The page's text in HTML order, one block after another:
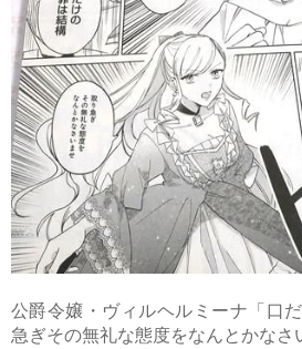
公爵令嬢・ヴィルヘルミーナ「口
急ぎその無礼な態度をなんとかなさ